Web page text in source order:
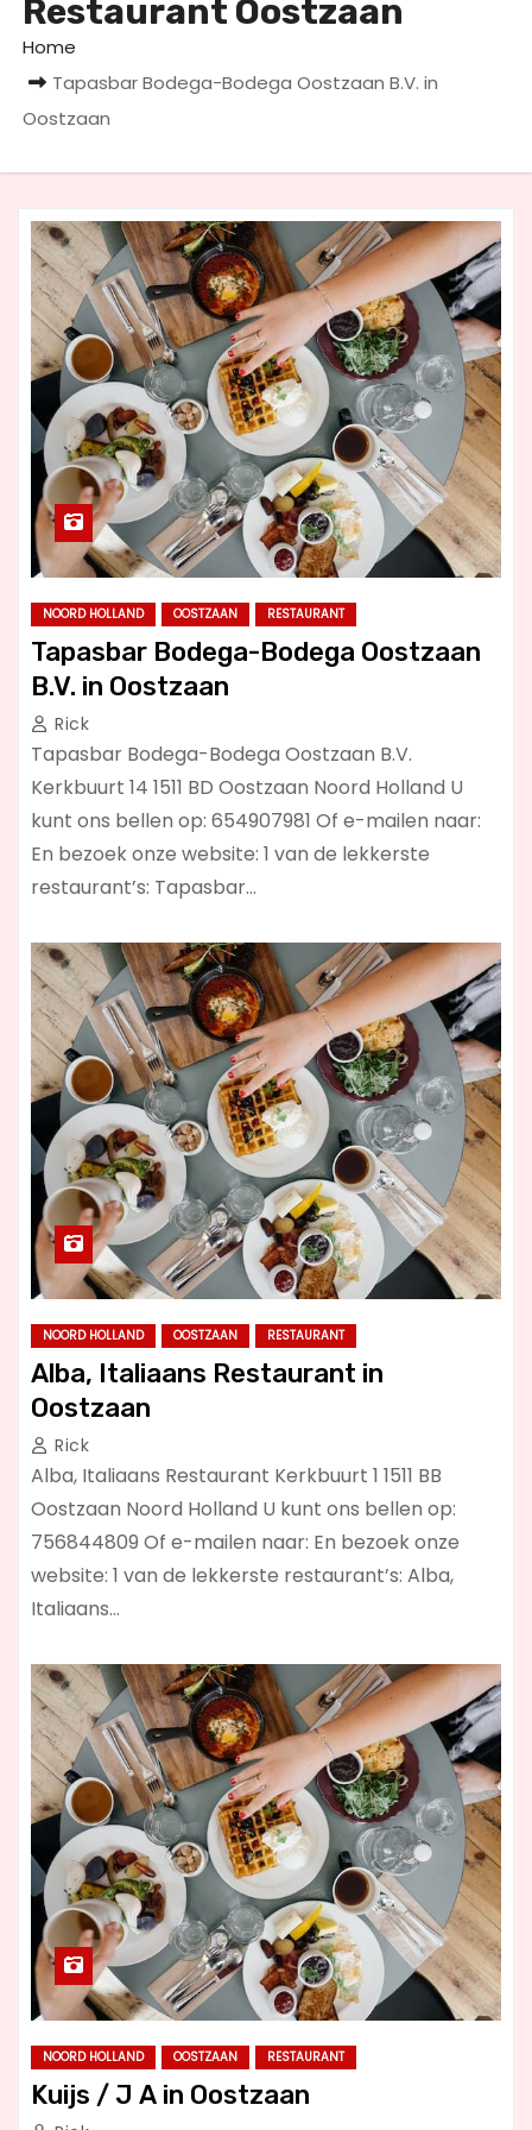
Restaurant Oostzaan
Home
Tapasbar Bodega-Bodega Oostzaan B.V. in
Oostzaan
NOORD HOLLAND OOSTZAAN RESTAURANT
Tapasbar Bodega-Bodega Oostzaan
B.V. in Oostzaan
Rick
Tapasbar Bodega-Bodega Oostzaan B.V.
Kerkbuurt 14 1511 BD Oostzaan Noord Holland U
kunt ons bellen op: 654907981 Of e-mailen naar:
En bezoek onze website: 1 van de lekkerste
restaurant’s: Tapasbar…
NOORD HOLLAND OOSTZAAN RESTAURANT
Alba, Italiaans Restaurant in
Oostzaan
Rick
Alba, Italiaans Restaurant Kerkbuurt 1 1511 BB
Oostzaan Noord Holland U kunt ons bellen op:
756844809 Of e-mailen naar: En bezoek onze
website: 1 van de lekkerste restaurant’s: Alba,
Italiaans…
NOORD HOLLAND OOSTZAAN RESTAURANT
Kuijs / J A in Oostzaan